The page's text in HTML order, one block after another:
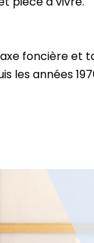
foncière et
années